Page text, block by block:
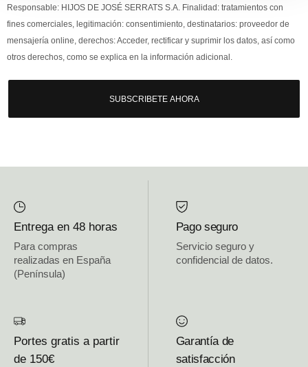
Responsable: HIJOS DE JOSÉ SERRATS S.A. Finalidad: tratamientos con
fines comerciales, legitimación: consentimiento, destinatarios: proveedor de
mensajería online, derechos: Acceder, rectificar y suprimir los datos, así como
otros derechos, como se explica en la información adicional.
SUBSCRIBETE AHORA
Entrega en 48 horas
Para compras
realizadas en España
(Península)
Pago seguro
Servicio seguro y
confidencial de datos.
Portes gratis a partir
de 150€
Garantía de
satisfacción